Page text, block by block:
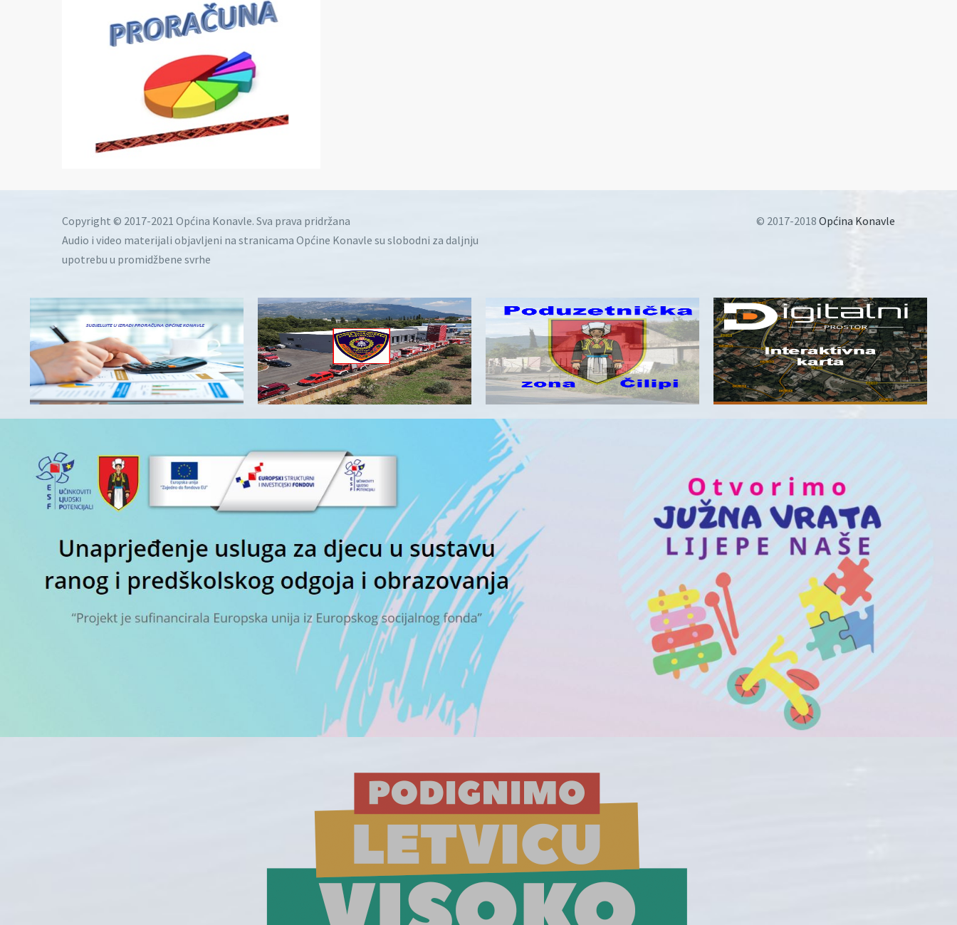
Copyright © 2017-2021 Općina Konavle. Sva prava pridržana
Audio i video materijali objavljeni na stranicama Općine Konavle su slobodni za daljnju
upotrebu u promidžbene svrhe
© 2017-2018 Općina Konavle